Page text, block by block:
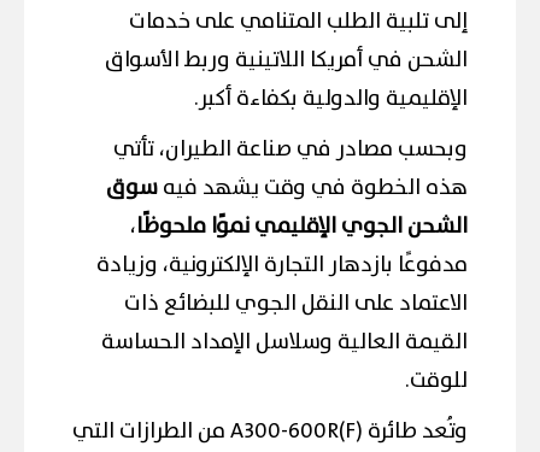
إلى تلبية الطلب المتنامي على خدمات
الشحن في أمريكا اللاتينية وربط الأسواق
الإقليمية والدولية بكفاءة أكبر.
وبحسب مصادر في صناعة الطيران، تأتي
هذه الخطوة في وقت يشهد فيهسوق
الشحن الجوي الإقليمي نموًا ملحوظًا،
مدفوعًا بازدهار التجارة الإلكترونية، وزيادة
الاعتماد على النقل الجوي للبضائع ذات
القيمة العالية وسلاسل الإمداد الحساسة
للوقت.
وتُعد طائرة A300-600R(F) من الطرازات التي